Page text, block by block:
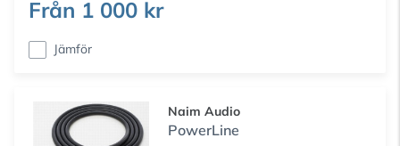
Från 1 000 kr
Jämför
Naim Audio
PowerLine